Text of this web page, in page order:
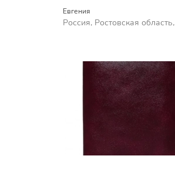
Евгения
Россия, Ростовская область,